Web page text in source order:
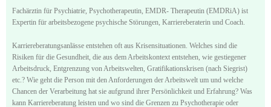
Fachärztin für Psychiatrie, Psychotherapeutin, EMDR- Therapeutin (EMDRiA) ist
Expertin für arbeitsbezogene psychische Störungen, Karriereberaterin und Coach.
Karriereberatungsanlässe entstehen oft aus Krisensituationen. Welches sind die
Risiken für die Gesundheit, die aus dem Arbeitskontext entstehen, wie gestiegener
Arbeitsdruck, Entgrenzung von Arbeitswelten, Gratifikationskrisen (nach Siegrist)
etc.? Wie geht die Person mit den Anforderungen der Arbeitswelt um und welche
Chancen der Verarbeitung hat sie aufgrund ihrer Persönlichkeit und Erfahrung? Was
kann Karriereberatung leisten und wo sind die Grenzen zu Psychotherapie oder